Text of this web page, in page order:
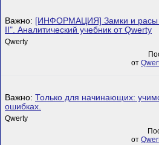
Важно: [ИНФОРМАЦИЯ] Замки и расы
II". Аналитический учебник от Qwerty
Qwerty
от
Важно: Только для начинающих:
ошибках.
Qwerty
от